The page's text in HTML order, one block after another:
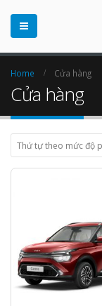
Home Cửa hàng
Cửa hàng